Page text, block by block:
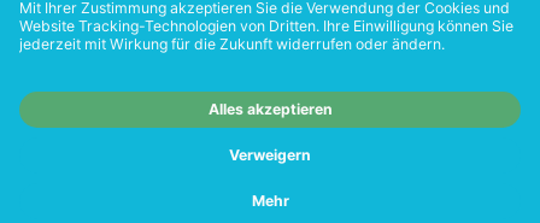
FOLGEN SIE UNS
Shops richtet sich nicht an Wiederverkäufer.
www.tonerhersteller.de